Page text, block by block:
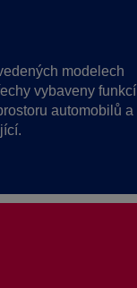
modelech
vybaveny funkcí
automobilů a